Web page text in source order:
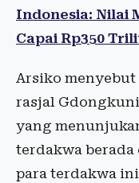
Indonesia: Nilai
Capai Rp350
Arsiko
rasjal
yang
terdakwa berada
para terdakwa